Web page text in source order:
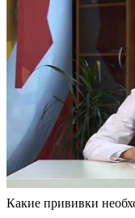
Какие прививки